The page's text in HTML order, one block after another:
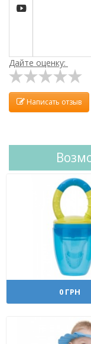

Дайте оценку:
Написать отзыв
0 ГРН